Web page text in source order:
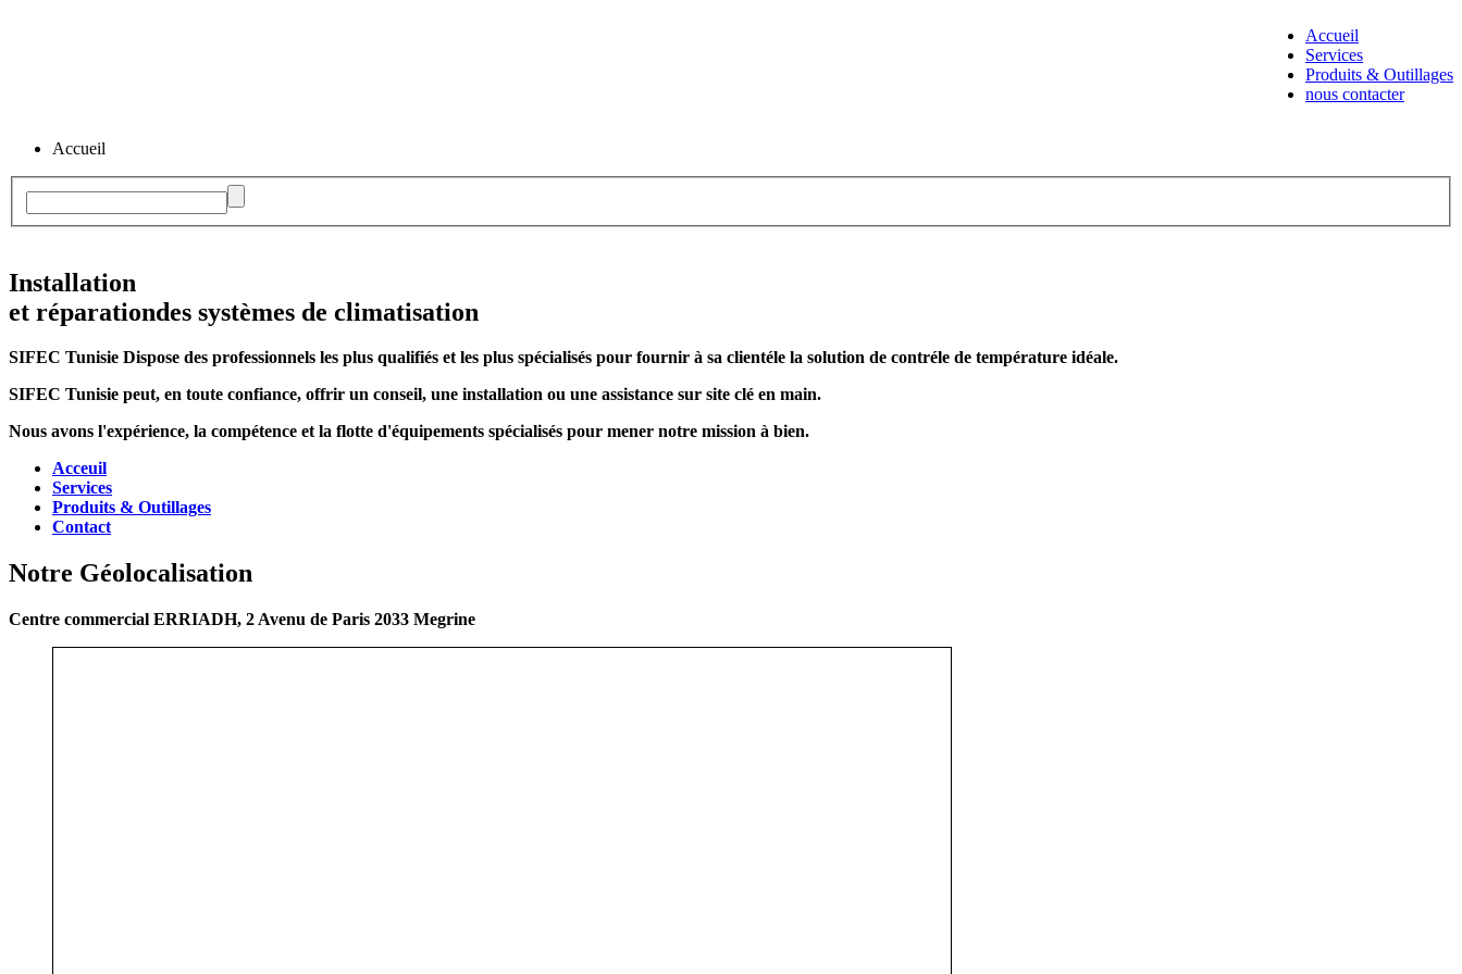
Accueil
Services
Produits & Outillages
nous contacter
Accueil
Installation
et réparationdes systèmes de climatisation
SIFEC Tunisie Dispose des professionnels les plus qualifiés et les plus spécialisés pour fournir à sa clientéle la solution de contréle de température idéale.
SIFEC Tunisie peut, en toute confiance, offrir un conseil, une installation ou une assistance sur site clé en main.
Nous avons l'expérience, la compétence et la flotte d'équipements spécialisés pour mener notre mission à bien.
Acceuil
Services
Produits & Outillages
Contact
Notre Géolocalisation
Centre commercial ERRIADH, 2 Avenu de Paris 2033 Megrine